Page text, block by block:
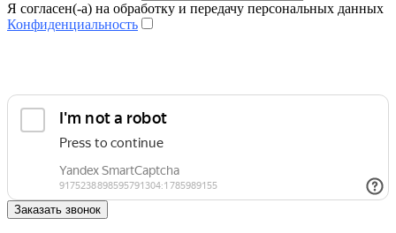
Я согласен(-а) на обработку и передачу персональных данных
Конфиденциальность